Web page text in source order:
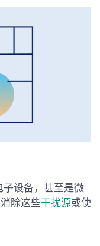
设备，甚至是微
除这些干扰源或使